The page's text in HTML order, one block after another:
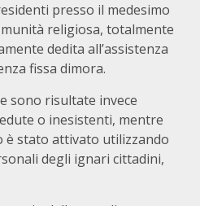
presso il medesimo
religiosa, totalmente
dedita all’assistenza
fissa dimora.
sono risultate invece
o inesistenti, mentre
è stato attivato utilizzando
degli ignari cittadini,